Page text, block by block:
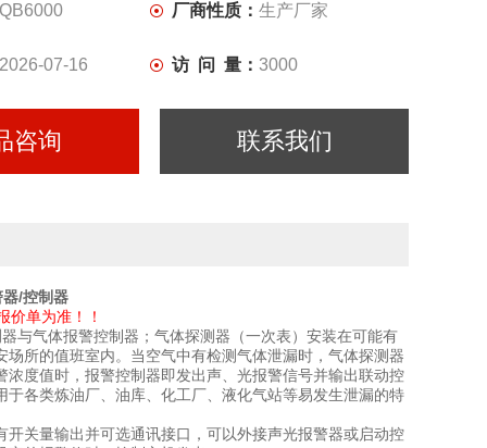
QB6000 厂商性质： 生产厂家
2026-07-16 访 问 量： 3000
咨询 联系我们
/控制器
价单为准！！
与气体报警控制器；气体探测器（一次表）安装在可能有
所的值班室内。当空气中有检测气体泄漏时，气体探测器
度值时，报警控制器即发出声、光报警信号并输出联动控
各类炼油厂、油库、化工厂、液化气站等易发生泄漏的特
关量输出并可选通讯接口，可以外接声光报警器或启动控